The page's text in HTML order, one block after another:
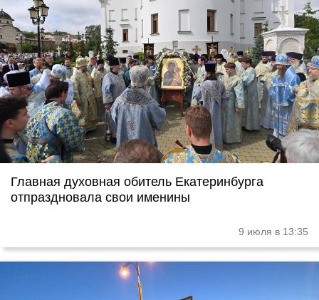
Главная духовная обитель Екатеринбурга
отпраздновала свои именины
9 июля в 13:35